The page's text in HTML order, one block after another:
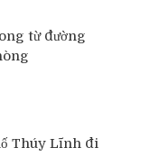
từ đường
Thúy Lĩnh đi